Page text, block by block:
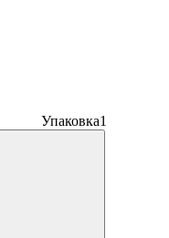
Упаковка1